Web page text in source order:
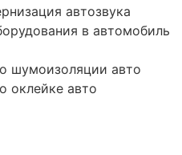
автозвука
в автомобиль
шумоизоляции авто
оклейке авто